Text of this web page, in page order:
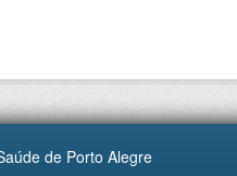
de Porto Alegre